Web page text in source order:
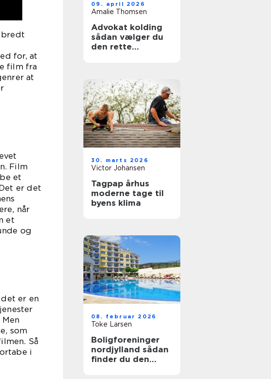
for, at
film fra
at
Film
et
er det
når
et
og
er en
som
Så
i
09. april 2026
Amalie Thomsen
Advokat kolding
sådan vælger du
den rette
30. marts 2026
Victor Johansen
Tagpap århus
moderne tage til
byens klima
08. februar 2026
Toke Larsen
Boligforeninger
nordjylland sådan
finder du den